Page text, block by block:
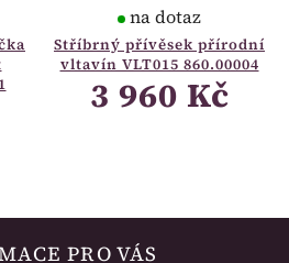
Stříbrný přívěsek přírodní
vltavín VLT015 860.00004
na dotaz
3 960 Kč
PRO VÁS